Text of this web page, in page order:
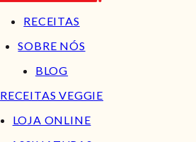
RECEITAS
SOBRE NÓS
BLOG
RECEITAS VEGGIE
LOJA ONLINE